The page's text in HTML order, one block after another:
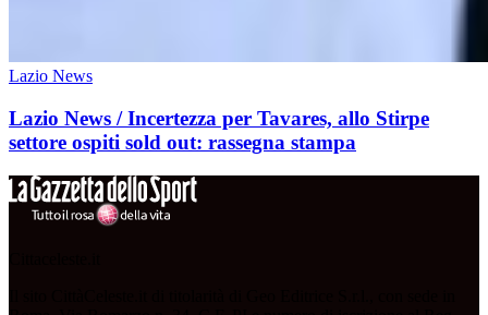
Lazio News
Lazio News / Incertezza per Tavares, allo Stirpe
settore ospiti sold out: rassegna stampa